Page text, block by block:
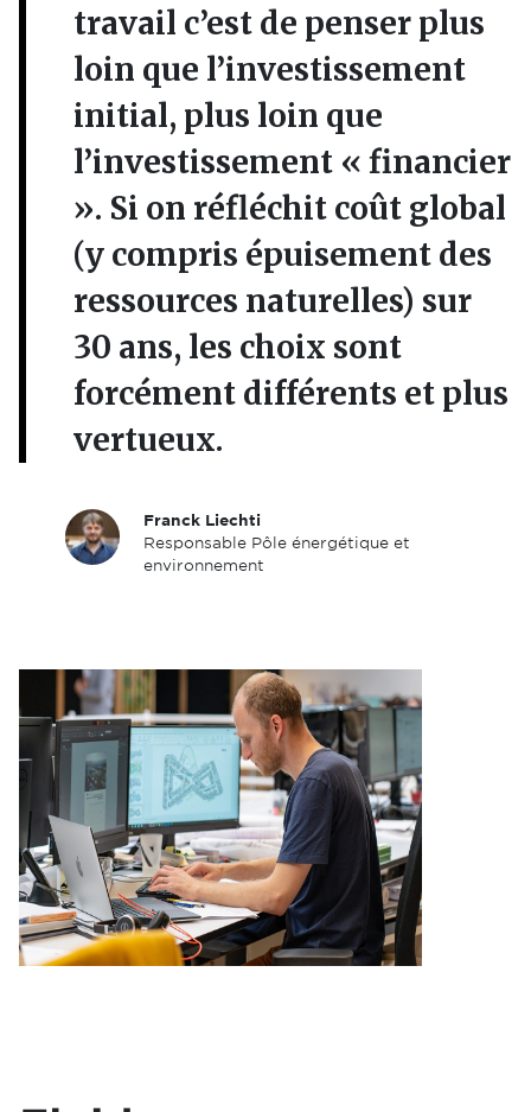
travail c’est de penser plus
loin que l’investissement
initial, plus loin que
l’investissement « financier
». Si on réfléchit coût global
(y compris épuisement des
ressources naturelles) sur
30 ans, les choix sont
forcément différents et plus
vertueux.
Franck Liechti
Responsable Pôle énergétique et
environnement